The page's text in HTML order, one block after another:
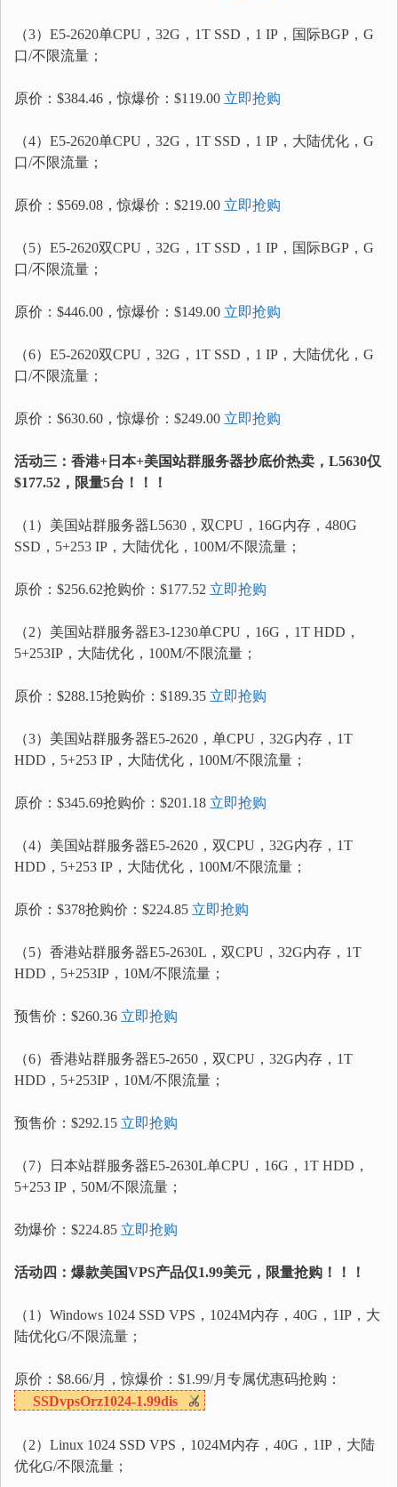
（3）E5-2620单CPU，32G，1T SSD，1 IP，国际BGP，G
口/不限流量；
原价：$384.46，惊爆价：$119.00 立即抢购
（4）E5-2620单CPU，32G，1T SSD，1 IP，大陆优化，G
口/不限流量；
原价：$569.08，惊爆价：$219.00 立即抢购
（5）E5-2620双CPU，32G，1T SSD，1 IP，国际BGP，G
口/不限流量；
原价：$446.00，惊爆价：$149.00 立即抢购
（6）E5-2620双CPU，32G，1T SSD，1 IP，大陆优化，G
口/不限流量；
原价：$630.60，惊爆价：$249.00 立即抢购
活动三：香港+日本+美国站群服务器抄底价热卖，L5630仅
$177.52，限量5台！！！
（1）美国站群服务器L5630，双CPU，16G内存，480G
SSD，5+253 IP，大陆优化，100M/不限流量；
原价：$256.62抢购价：$177.52 立即抢购
（2）美国站群服务器E3-1230单CPU，16G，1T HDD，
5+253IP，大陆优化，100M/不限流量；
原价：$288.15抢购价：$189.35 立即抢购
（3）美国站群服务器E5-2620，单CPU，32G内存，1T
HDD，5+253 IP，大陆优化，100M/不限流量；
原价：$345.69抢购价：$201.18 立即抢购
（4）美国站群服务器E5-2620，双CPU，32G内存，1T
HDD，5+253 IP，大陆优化，100M/不限流量；
原价：$378抢购价：$224.85 立即抢购
（5）香港站群服务器E5-2630L，双CPU，32G内存，1T
HDD，5+253IP，10M/不限流量；
预售价：$260.36 立即抢购
（6）香港站群服务器E5-2650，双CPU，32G内存，1T
HDD，5+253IP，10M/不限流量；
预售价：$292.15 立即抢购
（7）日本站群服务器E5-2630L单CPU，16G，1T HDD，
5+253 IP，50M/不限流量；
劲爆价：$224.85 立即抢购
活动四：爆款美国VPS产品仅1.99美元，限量抢购！！！
（1）Windows 1024 SSD VPS，1024M内存，40G，1IP，大
陆优化G/不限流量；
原价：$8.66/月，惊爆价：$1.99/月专属优惠码抢购：
SSDvpsOrz1024-1.99dis
（2）Linux 1024 SSD VPS，1024M内存，40G，1IP，大陆
优化G/不限流量；